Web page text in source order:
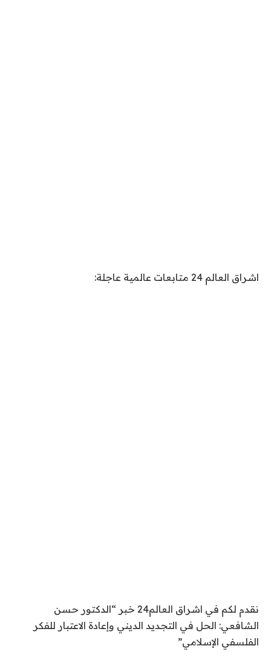
اشراق العالم 24 متابعات عالمية عاجلة:
نقدم لكم في اشراق العالم24 خبر “الدكتور حسن
الشافعي: الحل في التجديد الديني وإعادة الاعتبار للفكر
الفلسفي الإسلامي”